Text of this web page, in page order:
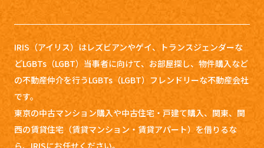
IRIS（アイリス）はレズビアンやゲイ、トランスジェンダーな
どLGBTs（LGBT）当事者に向けて、お部屋探し、 物件購入など
の不動産仲介を行うLGBTs（LGBT）フレンドリーな不動産会社
です。
東京の中古マンション購入や中古住宅・戸建て購入、関東、関
西の賃貸住宅（賃貸マンション・賃貸アパート）を借りるな